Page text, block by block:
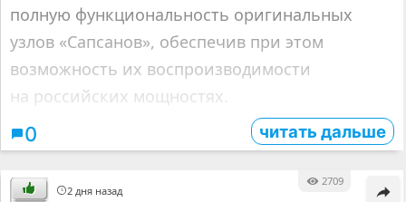
полную функциональность оригинальных
узлов «Сапсанов», обеспечив при этом
возможность их воспроизводимости
на российских мощностях.
0 читать дальше
2 дня назад
2709